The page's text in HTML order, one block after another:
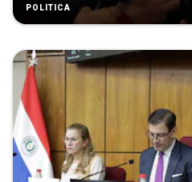
POLÍTICA